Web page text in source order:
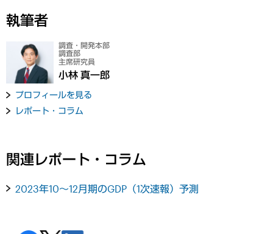
執筆者
調査・開発本部
調査部
主席研究員
小林 真一郎
プロフィールを見る
レポート・コラム
関連レポート・コラム
2023年10～12月期のGDP（1次速報）予測